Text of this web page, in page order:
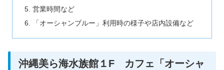
営業時間など
「オーシャンブルー」利用時の様子や店内設備など
沖縄美ら海水族館１F カフェ「オーシャ